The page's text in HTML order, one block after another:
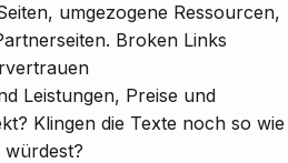
umgezogene Ressourcen,
Broken Links
Leistungen, Preise und
Klingen die Texte noch so wie